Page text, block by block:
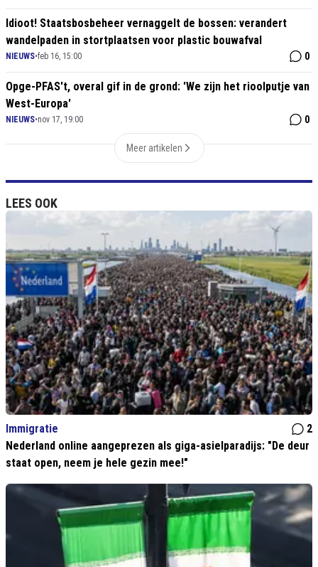
Idioot! Staatsbosbeheer vernaggelt de bossen: verandert
wandelpaden in stortplaatsen voor plastic bouwafval
NIEUWS•feb 16, 15:00 0
Opge-PFAS't, overal gif in de grond: 'We zijn het rioolputje van
West-Europa'
NIEUWS•nov 17, 19:00 0
Meer artikelen
LEES OOK
Immigratie
2
Nederland online aangeprezen als giga-asielparadijs: "De deur
staat open, neem je hele gezin mee!"